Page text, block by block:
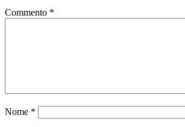
Commento *
Nome *